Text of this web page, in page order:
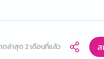
ตล่าสุด 2 เดือนที่แล้ว